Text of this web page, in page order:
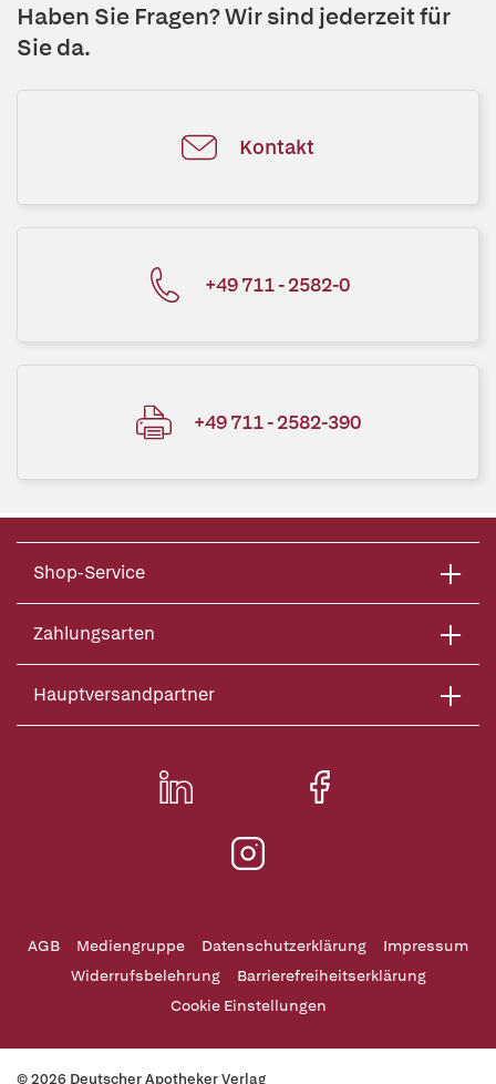
Haben Sie Fragen? Wir sind jederzeit für
Sie da.
Kontakt
+49 711 - 2582-0
+49 711 - 2582-390
Shop-Service
Zahlungsarten
Hauptversandpartner
AGB Mediengruppe Datenschutzerklärung
Impressum
Widerrufsbelehrung
Barrierefreiheitserklärung
Cookie Einstellungen
© 2026 Deutscher Apotheker Verlag